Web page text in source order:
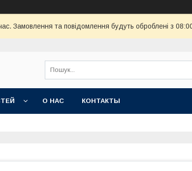
Замовлення та повідомлення будуть оброблені з
О НАС КОНТАКТЫ